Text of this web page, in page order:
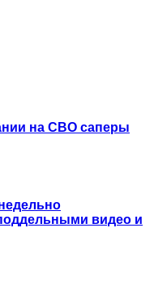
на СВО саперы
видео и